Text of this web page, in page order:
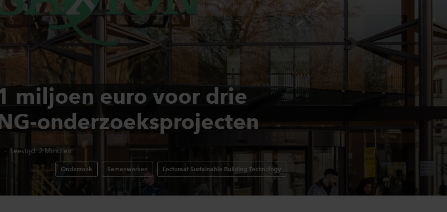
miljoen euro voor drie
onderzoeksprojecten
Leestijd: 2 Minuten
Onderzoek Samenwerken Lectoraat Sustainable Building Technology